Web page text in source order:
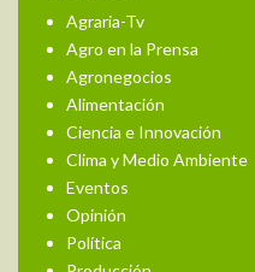
Agraria-Tv
Agro en la Prensa
Agronegocios
Alimentación
Ciencia e Innovación
Clima y Medio Ambiente
Eventos
Opinión
Política